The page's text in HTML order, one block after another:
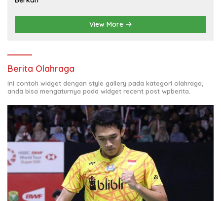
View More
Berita Olahraga
Ini contoh widget dengan style gallery pada kategori olahraga,
anda bisa mengaturnya pada widget recent post wpberita.